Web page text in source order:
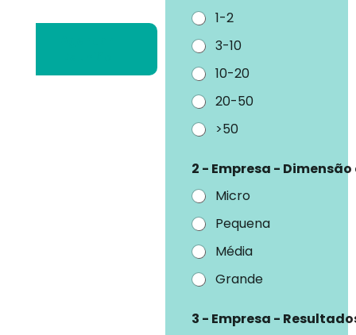
1-2
3-10
10-20
20-50
>50
2 - Empresa -
Micro
Pequena
Média
Grande
3 - Empresa -